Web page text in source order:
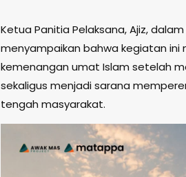
Ketua Panitia Pelaksana, Ajiz,
menyampaikan bahwa kegiatan ini
kemenangan umat Islam setelah
sekaligus menjadi sarana
tengah masyarakat.